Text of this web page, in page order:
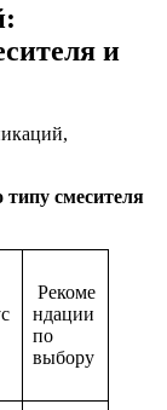
и
смесителя
Рекоме
ндации
по
выбору